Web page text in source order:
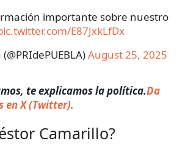
importante sobre nuestro
E87JxkLfDx
August 25, 2025
te explicamos la política.Da
en X (Twitter).
Camarillo?